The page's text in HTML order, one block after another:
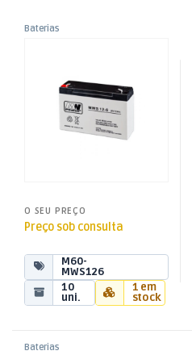
Baterias
O SEU PREÇO
Preço sob consulta
M60-
MWS126
10
uni.
1 em
stock
Baterias